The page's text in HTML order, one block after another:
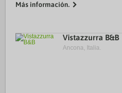
encuentra a 9,9 km de Casa di ...
Más información.
Vistazzurra B&B
Ancona, Italia.